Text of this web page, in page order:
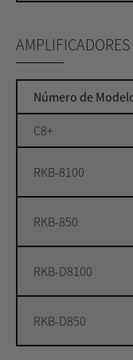
Número de
C8+
RKB-8100
RKB-850
RKB-D8100
RKB-D850